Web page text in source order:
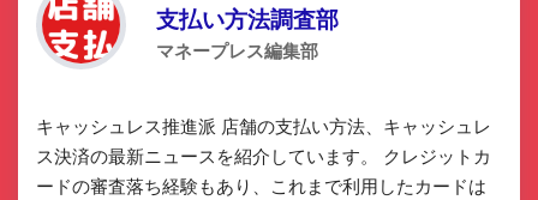
支払い方法調査部
マネープレス編集部
キャッシュレス推進派 店舗の支払い方法、キャッシュレ
ス決済の最新ニュースを紹介しています。 クレジットカ
ードの審査落ち経験もあり、これまで利用したカードは